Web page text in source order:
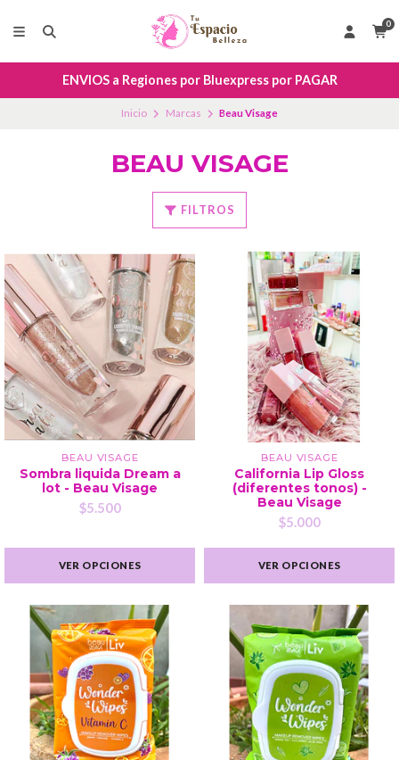
0
ENVIOS a Regiones por Bluexpress por PAGAR
Inicio Marcas Beau Visage
BEAU VISAGE
FILTROS
BEAU VISAGE
Sombra liquida Dream a
lot - Beau Visage
$5.500
VER OPCIONES
BEAU VISAGE
California Lip Gloss
(diferentes tonos) -
Beau Visage
$5.000
VER OPCIONES